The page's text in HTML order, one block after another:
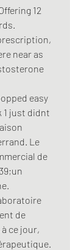
12
near as
easy
1 just didnt
Le
de
de
ce jour,